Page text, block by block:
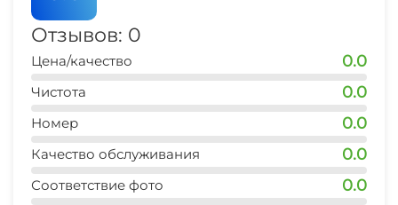
Семейные номера
Отзывов: 0
Цена/качество 0.0
Чистота 0.0
Номер 0.0
Качество обслуживания 0.0
Соответствие фото 0.0